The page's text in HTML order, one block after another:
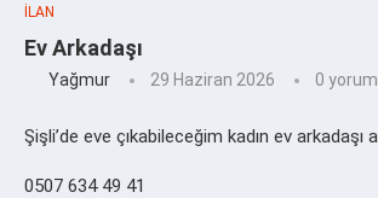
İLAN
Ev Arkadaşı
Yağmur 29 Haziran 2026 0
Şişli’de eve çıkabileceğim kadın ev arkadaşı
0507 634 49 41